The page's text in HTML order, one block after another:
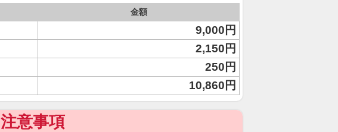
金額
9,000円
2,150円
250円
10,860円
注意事項